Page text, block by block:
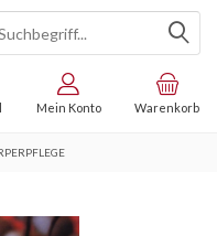
Warenkorb
Mein Konto